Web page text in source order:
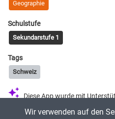
Geographie
Schulstufe
Sekundarstufe 1
Tags
Schweiz
Diese App wurde mit
Wir verwenden auf den